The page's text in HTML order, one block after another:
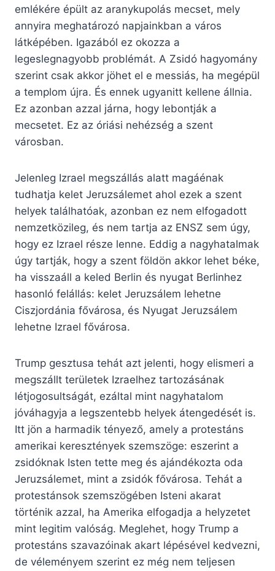
emlékére épült az aranykupolás mecset, mely
annyira meghatározó napjainkban a város
látképében. Igazából ez okozza a
legeslegnagyobb problémát. A Zsidó hagyomány
szerint csak akkor jöhet el e messiás, ha megépül
a templom újra. És ennek ugyanitt kellene állnia.
Ez azonban azzal járna, hogy lebontják a
mecsetet. Ez az óriási nehézség a szent
városban.
Jelenleg Izrael megszállás alatt magáénak
tudhatja kelet Jeruzsálemet ahol ezek a szent
helyek találhatóak, azonban ez nem elfogadott
nemzetközileg, és nem tartja az ENSZ sem úgy,
hogy ez Izrael része lenne. Eddig a nagyhatalmak
úgy tartják, hogy a szent földön akkor lehet béke,
ha visszaáll a keled Berlin és nyugat Berlinhez
hasonló felállás: kelet Jeruzsálem lehetne
Ciszjordánia fővárosa, és Nyugat Jeruzsálem
lehetne Izrael fővárosa.
Trump gesztusa tehát azt jelenti, hogy elismeri a
megszállt területek Izraelhez tartozásának
létjogosultságát, ezáltal mint nagyhatalom
jóváhagyja a legszentebb helyek átengedését is.
Itt jön a harmadik tényező, amely a protestáns
amerikai keresztények szemszöge: eszerint a
zsidóknak Isten tette meg és ajándékozta oda
Jeruzsálemet, mint a zsidók fővárosa. Tehát a
protestánsok szemszögében Isteni akarat
történik azzal, ha Amerika elfogadja a helyzetet
mint legitim valóság. Meglehet, hogy Trump a
protestáns szavazóinak akart lépésével kedvezni,
de véleményem szerint ez még nem teljesen